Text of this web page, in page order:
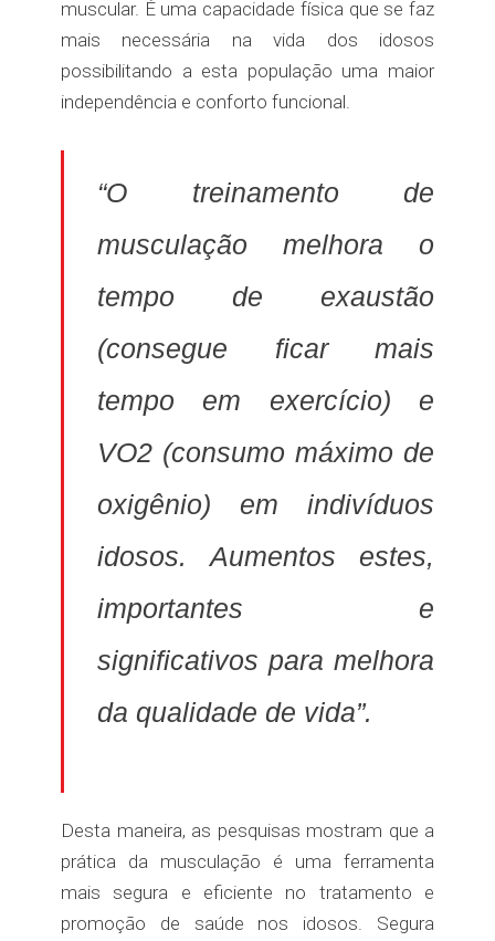
muscular. É uma capacidade física que se faz
mais necessária na vida dos idosos
possibilitando a esta população uma maior
independência e conforto funcional.
“O treinamento de
musculação melhora o
tempo de exaustão
(consegue ficar mais
tempo em exercício) e
VO2 (consumo máximo de
oxigênio) em indivíduos
idosos. Aumentos estes,
importantes e
significativos para melhora
da qualidade de vida”.
Desta maneira, as pesquisas mostram que a
prática da musculação é uma ferramenta
mais segura e eficiente no tratamento e
promoção de saúde nos idosos. Segura